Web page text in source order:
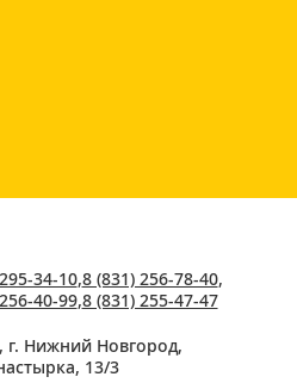
34-10,8 (831) 256-78-40,
40-99,8 (831) 255-47-47
г. Нижний Новгород,
13/3